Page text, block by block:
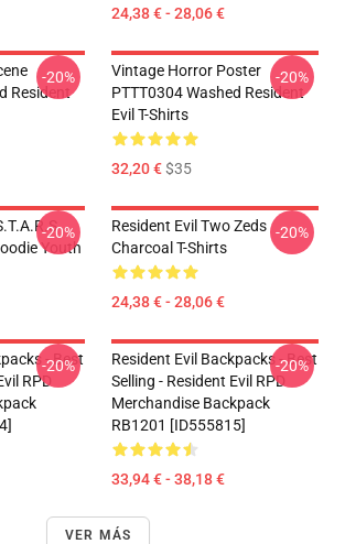
24,38 € - 28,06 €
Resident
-20%
Vintage Horror Poster
PTTT0304 Washed Resident
Evil T-Shirts
32,20 €$35
-20%
Youth
-20%
Resident Evil Two Zeds
Charcoal T-Shirts
24,38 € - 28,06 €
-20%
- Best
RPD
-20%
Resident Evil Backpacks - Best
Selling - Resident Evil RPD
Merchandise Backpack
RB1201 [ID555815]
33,94 € - 38,18 €
-20%
VER MÁS